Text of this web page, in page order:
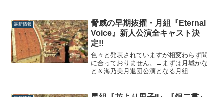
最新情報
脅威の早期抜擢・月組『Eternal
Voice』新人公演全キャスト決
定!!
色々と発表されていますが相変わらず間
に合っておりません。←まずは月城かな
と＆海乃美月退団公演となる月組
と）アデーラ：乃々れいあ（海乃美月）